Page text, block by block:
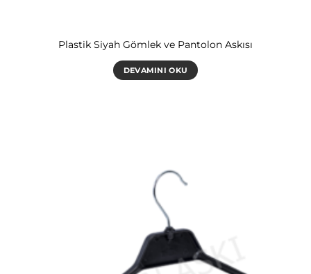
Plastik Siyah Gömlek ve Pantolon Askısı
DEVAMINI OKU